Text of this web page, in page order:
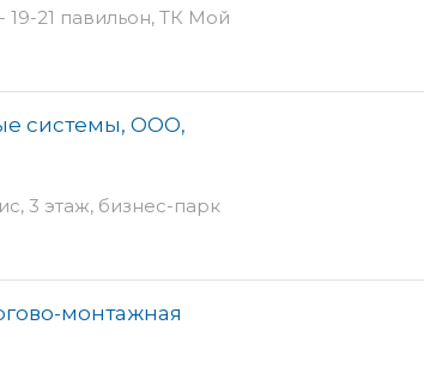
19-21 павильон, ТК Мой
системы, ООО,
3 этаж, бизнес-парк
монтажная